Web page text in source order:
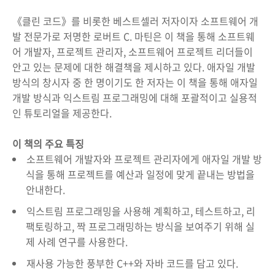
《클린 코드》를 비롯한 베스트셀러 저자이자 소프트웨어 개
발 전문가로 저명한 로버트 C. 마틴은 이 책을 통해 소프트웨
어 개발자, 프로젝트 관리자, 소프트웨어 프로젝트 리더들이
안고 있는 문제에 대한 해결책을 제시하고 있다. 애자일 개발
방식의 창시자 중 한 명이기도 한 저자는 이 책을 통해 애자일
개발 방식과 익스트림 프로그래밍에 대해 포괄적이고 실용적
인 튜토리얼을 제공한다.
이 책의 주요 특징
소프트웨어 개발자와 프로젝트 관리자에게 애자일 개발 방
식을 통해 프로젝트를 예산과 일정에 맞게 끝내는 방법을
안내한다.
익스트림 프로그래밍을 사용해 계획하고, 테스트하고, 리
팩토링하고, 짝 프로그래밍하는 방식을 보여주기 위해 실
제 사례 연구를 사용한다.
재사용 가능한 풍부한 C++와 자바 코드를 담고 있다.